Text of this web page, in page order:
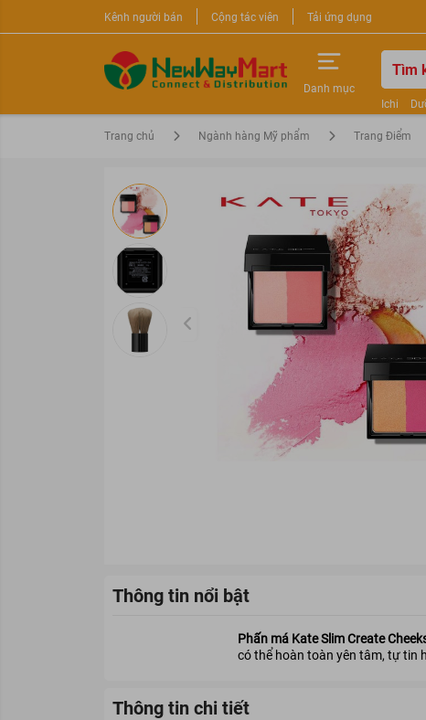
Kênh người bán Cộng tác viên Tải ứng dụng
Danh mục
Ichi
Sữa rửa
Trang chủ Ngành hàng Mỹ phẩm Trang Điểm
Thông tin nổi bật
Phấn má Kate Slim Create
có thể hoàn toàn yên tâm, tự tin
Thông tin chi tiết